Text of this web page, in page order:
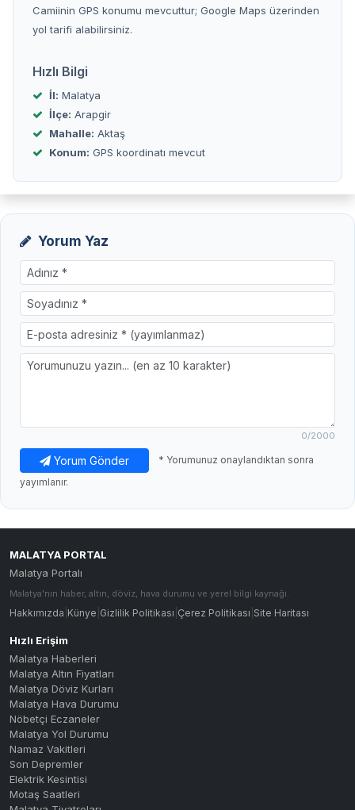
Camiinin GPS konumu mevcuttur; Google Maps üzerinden
yol tarifi alabilirsiniz.
Hızlı Bilgi
İl: Malatya
İlçe: Arapgir
Mahalle: Aktaş
Konum: GPS koordinatı mevcut
Yorum Yaz
0/2000
Yorum Gönder
* Yorumunuz onaylandıktan sonra
yayımlanır.
MALATYA PORTAL
Malatya Portalı
Malatya'nın haber, altın, döviz, hava durumu ve yerel bilgi kaynağı.
Hakkımızda Künye Gizlilik Politikası Çerez Politikası Site Haritası
Hızlı Erişim
Malatya Haberleri
Malatya Altın Fiyatları
Malatya Döviz Kurları
Malatya Hava Durumu
Nöbetçi Eczaneler
Malatya Yol Durumu
Namaz Vakitleri
Son Depremler
Elektrik Kesintisi
Motaş Saatleri